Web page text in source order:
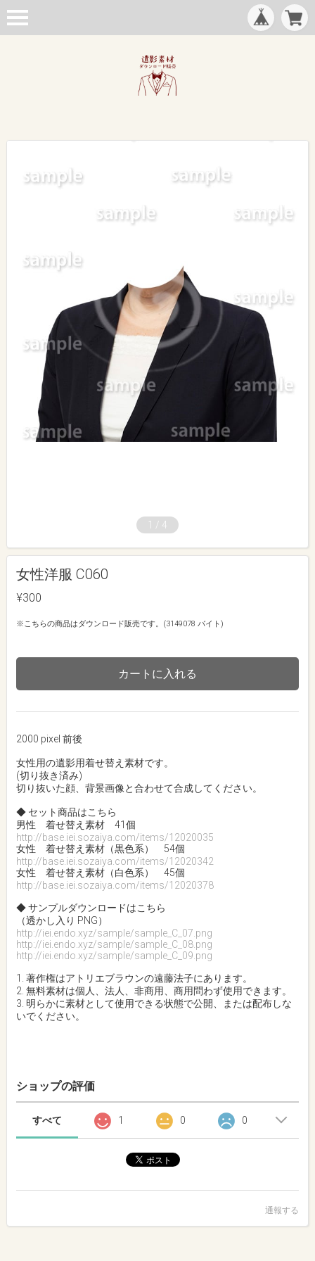
1 / 4
女性洋服 C060
¥300
※こちらの商品はダウンロード販売です。(3149078 バイト)
カートに入れる
2000 pixel 前後
女性用の遺影用着せ替え素材です。
(切り抜き済み)
切り抜いた顔、背景画像と合わせて合成してください。
◆ セット商品はこちら
男性 着せ替え素材 41個
http://base.iei.sozaiya.com/items/12020035
女性 着せ替え素材（黒色系） 54個
http://base.iei.sozaiya.com/items/12020342
女性 着せ替え素材（白色系） 45個
http://base.iei.sozaiya.com/items/12020378
◆ サンプルダウンロードはこちら
（透かし入り PNG）
http://iei.endo.xyz/sample/sample_C_07.png
http://iei.endo.xyz/sample/sample_C_08.png
http://iei.endo.xyz/sample/sample_C_09.png
1. 著作権はアトリエブラウンの遠藤法子にあります。
2. 無料素材は個人、法人、非商用、商用問わず使用できます。
3. 明らかに素材として使用できる状態で公開、または配布しな
いでください。
ショップの評価
すべて 1 0 0
通報する